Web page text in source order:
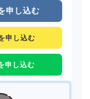
申し込む
申し込む
申し込む